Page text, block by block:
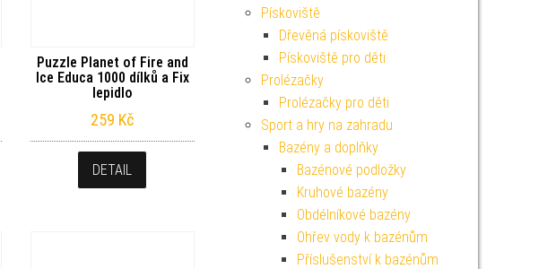
Puzzle Planet of Fire and
Ice Educa 1000 dílků a Fix
lepidlo
259 Kč
DETAIL
Pískoviště
Dřevěná pískoviště
Pískoviště pro děti
Prolézačky
Prolézačky pro děti
Sport a hry na zahradu
Bazény a doplňky
Bazénové podložky
Kruhové bazény
Obdélníkové bazény
Ohřev vody k bazénům
Příslušenství k bazénům